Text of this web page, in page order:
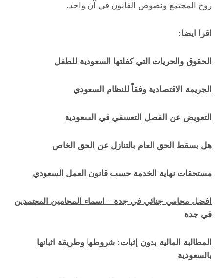
روح المجتمع ونصوص القانون في آن واحد.
اقرا ايضا:
الحقوق والحريات التي كفلتها السعودية للطفل
الجريمة الاقتصادية وفقاً للنظام السعودي
التعويض عن الفصل التعسفي في السعودية
هل يسقط الحق العام بالتنازل عن الحق الخاص
مستحقات نهاية الخدمة حسب قانون العمل السعودي
افضل محامي جنائي في جدة – اسماء المحامين المعتمدين
في جدة
المطالبة المالية بدون إثبات: شروطها وطريقة اثباتها
بالسعودية